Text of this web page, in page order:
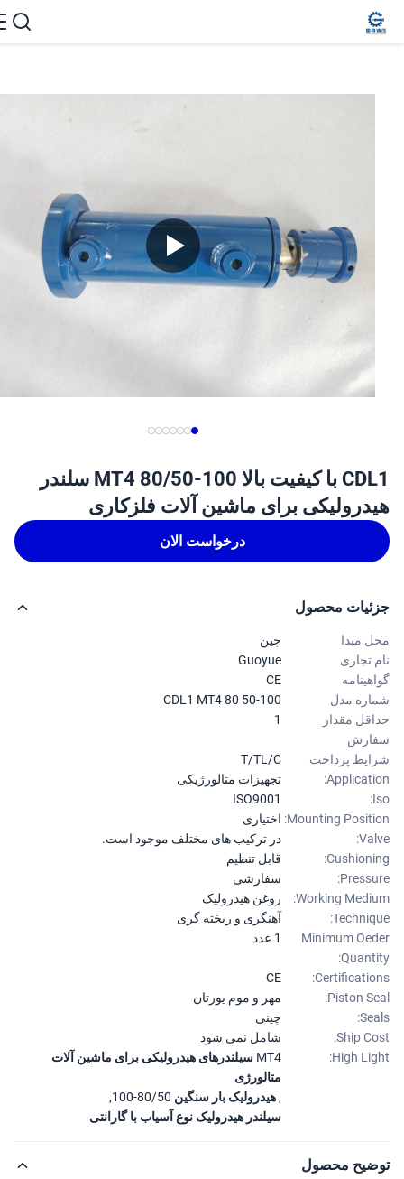
CDL1 با کیفیت بالا MT4 80/50-100 سلندر
برای ماشین آلات فلزکاری
درخواست الان
محصول
مبدا
تجاری
Guoyue
مدل
CDL1 MT4 80 50-100
مقدار
پرداخت
T/TL/C
تجهیزات متالورژیکی
ISO9001
Mounting اختیاری
در ترکیب های مختلف موجود است.
قابل تنظیم
سفارشی
Working
روغن هیدرولیک
آهنگری و ریخته گری
Minimum
1 عدد
Piston
مهر و موم یورتان
Ship
شامل نمی شود
High
MT4 سیلندرهای هیدرولیکی برای ماشین آلات
متالورژی
هيدرولیک بار سنگین 80/50-100
,
سیلندر هیدرولیک نوع آسیاب با گارانتی
محصول